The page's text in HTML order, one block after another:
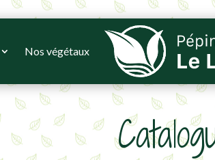
Nos végétaux